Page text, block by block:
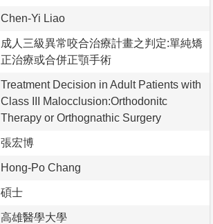
Chen-Yi Liao
成人三級異常咬合治療計畫之判定:單純矯
正治療或合併正顎手術
Treatment Decision in Adult Patients with
Class III Malocclusion:Orthodonitc
Therapy or Orthognathic Surgery
張宏博
Hong-Po Chang
碩士
高雄醫學大學